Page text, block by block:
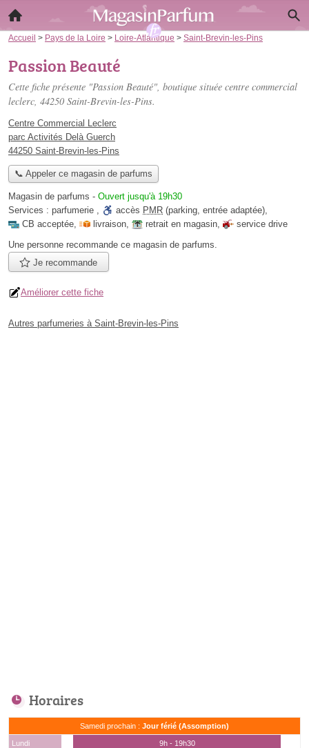
Accueil > Pays de la Loire > Loire-Atlantique > Saint-Brevin-les-Pins
Passion Beauté
Cette fiche présente "Passion Beauté", boutique située centre commercial
leclerc, 44250 Saint-Brevin-les-Pins.
Centre Commercial Leclerc
parc Activités Delà Guerch
44250 Saint-Brevin-les-Pins
📞 Appeler ce magasin de parfums
Magasin de parfums - Ouvert jusqu'à 19h30
Services : parfumerie , accès PMR (parking, entrée adaptée),
CB acceptée, livraison, retrait en magasin,
service drive
Une personne recommande ce magasin de parfums.
Je recommande
Améliorer cette fiche
Autres parfumeries à Saint-Brevin-les-Pins
Horaires
Samedi prochain : Jour férié (Assomption)
Lundi
9h - 19h30